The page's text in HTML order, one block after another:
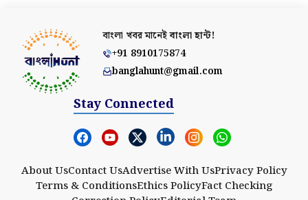
বাংলা খবর মানেইবাংলা হান্ট!
+91 8910175874
banglahunt@gmail.com
Stay Connected
About UsContact UsAdvertise With UsPrivacy Policy
Terms & ConditionsEthics PolicyFact Checking